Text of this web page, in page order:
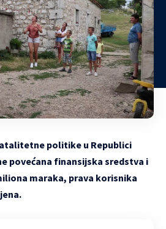
politike u Republici
povećana finansijska sredstva i
maraka, prava korisnika